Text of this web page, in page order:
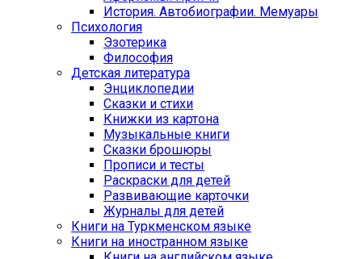
История. Автобиографии. Мемуары
Психология
Эзотерика
Философия
Детская литература
Энциклопедии
Сказки и стихи
Книжки из картона
Музыкальные книги
Сказки брошюры
Прописи и тесты
Раскраски для детей
Развивающие карточки
Журналы для детей
Книги на Туркменском языке
Книги на иностранном языке